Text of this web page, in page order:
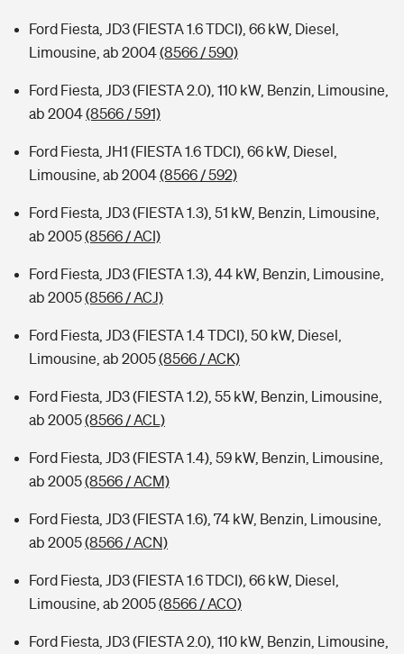
Ford Fiesta, JD3 (FIESTA 1.6 TDCI), 66 kW, Diesel,
Limousine, ab 2004(8566 / 590)
Ford Fiesta, JD3 (FIESTA 2.0), 110 kW, Benzin, Limousine,
ab 2004(8566 / 591)
Ford Fiesta, JH1 (FIESTA 1.6 TDCI), 66 kW, Diesel,
Limousine, ab 2004(8566 / 592)
Ford Fiesta, JD3 (FIESTA 1.3), 51 kW, Benzin, Limousine,
ab 2005(8566 / ACI)
Ford Fiesta, JD3 (FIESTA 1.3), 44 kW, Benzin, Limousine,
ab 2005(8566 / ACJ)
Ford Fiesta, JD3 (FIESTA 1.4 TDCI), 50 kW, Diesel,
Limousine, ab 2005(8566 / ACK)
Ford Fiesta, JD3 (FIESTA 1.2), 55 kW, Benzin, Limousine,
ab 2005(8566 / ACL)
Ford Fiesta, JD3 (FIESTA 1.4), 59 kW, Benzin, Limousine,
ab 2005(8566 / ACM)
Ford Fiesta, JD3 (FIESTA 1.6), 74 kW, Benzin, Limousine,
ab 2005(8566 / ACN)
Ford Fiesta, JD3 (FIESTA 1.6 TDCI), 66 kW, Diesel,
Limousine, ab 2005(8566 / ACO)
Ford Fiesta, JD3 (FIESTA 2.0), 110 kW, Benzin, Limousine,